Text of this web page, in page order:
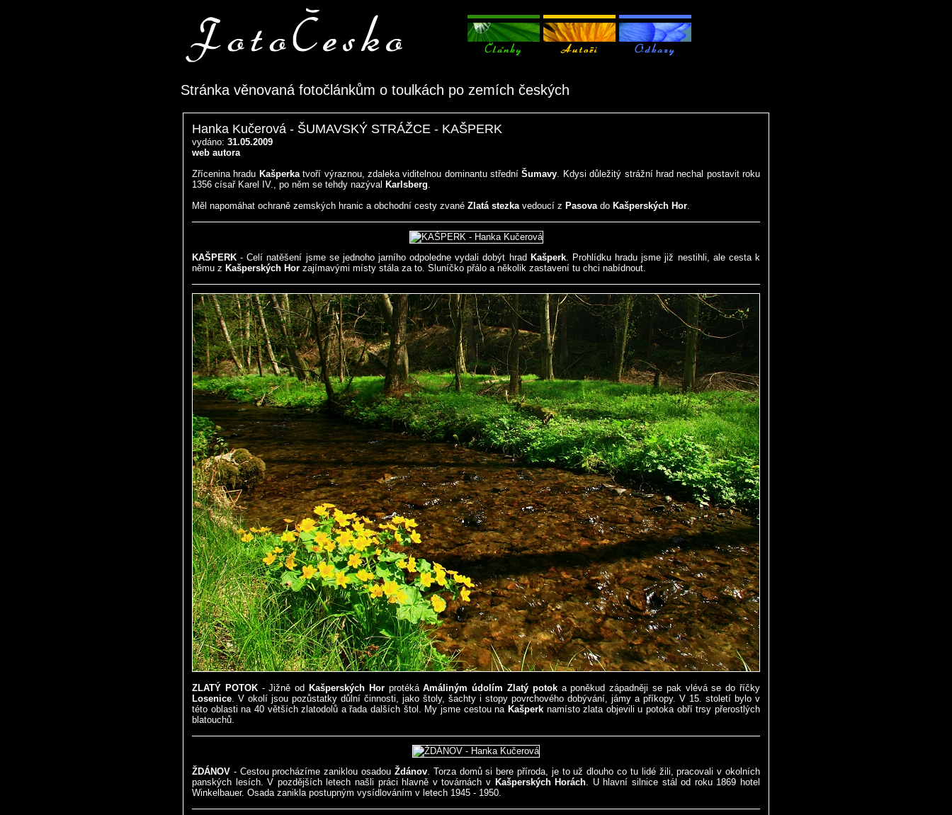
Stránka věnovaná fotočlánkům o toulkách po zemích českých
Hanka Kučerová - ŠUMAVSKÝ STRÁŽCE - KAŠPERK
vydáno: 31.05.2009
web autora
Zřícenina hradu Kašperkatvoří výraznou, zdaleka viditelnou dominantu středníŠumavy. Kdysi důležitý strážní hrad nechal postavit roku
1356 císař Karel IV., po něm se tehdy nazýval Karlsberg.
Měl napomáhat ochraně zemských hranic a obchodní cesty zvané Zlatá stezkavedoucí z Pasovado Kašperských Hor.
KAŠPERK - Celí natěšení jsme se jednoho jarního odpoledne vydali dobýt hrad Kašperk. Prohlídku hradu jsme již nestihli, ale cesta k
němu z Kašperských Hor zajímavými místy stála za to. Sluníčko přálo a několik zastavení tu chci nabídnout.
ZLATÝ POTOK- Jižně od Kašperských HorprotékáAmáliným údolím Zlatý potoka poněkud západněji se pak vlévá se do říčky
Losenice. V okolí jsou pozůstatky důlní činnosti, jako štoly, šachty i stopy povrchového dobývání, jámy a příkopy. V 15. století bylo v
této oblasti na 40 větších zlatodolů a řada dalších štol. My jsme cestou na Kašperknamísto zlata objevili u potoka obří trsy přerostlých
blatouchů.
ŽDÁNOV - Cestou procházíme zaniklou osadou Ždánov. Torza domů si bere příroda, je to už dlouho co tu lidé žili, pracovali v okolních
panských lesích. V pozdějších letech našli práci hlavně v továrnách v Kašperských Horách. U hlavní silnice stál od roku 1869 hotel
Winkelbauer. Osada zanikla postupným vysídlováním v letech 1945 - 1950.